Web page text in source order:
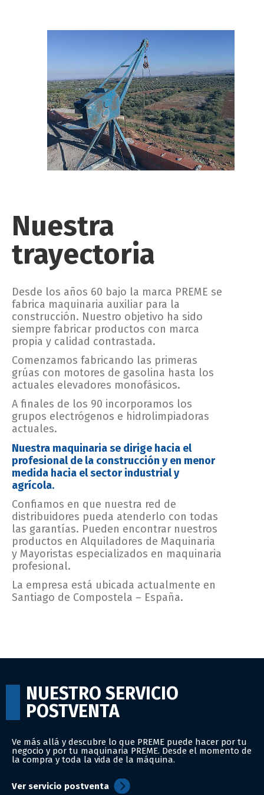
Nuestra
trayectoria
Desde los años 60 bajo la marca PREME se
fabrica maquinaria auxiliar para la
construcción. Nuestro objetivo ha sido
siempre fabricar productos con marca
propia y calidad contrastada.
Comenzamos fabricando las primeras
grúas con motores de gasolina hasta los
actuales elevadores monofásicos.
A finales de los 90 incorporamos los
grupos electrógenos e hidrolimpiadoras
actuales.
Nuestra maquinaria se dirige hacia el
profesional de la construcción y en menor
medida hacia el sector industrial y
agrícola.
Confiamos en que nuestra red de
distribuidores pueda atenderlo con todas
las garantías. Pueden encontrar nuestros
productos en Alquiladores de Maquinaria
y Mayoristas especializados en maquinaria
profesional.
La empresa está ubicada actualmente en
Santiago de Compostela – España.
© 2022 PREME – Todos los
derechos reservados
Aviso legal Política de privacidad
NUESTRO SERVICIO
POSTVENTA
Ve más allá y descubre lo que PREME puede hacer por tu
negocio y por tu maquinaria PREME. Desde el momento de
la compra y toda la vida de la máquina.
Ver servicio postventa